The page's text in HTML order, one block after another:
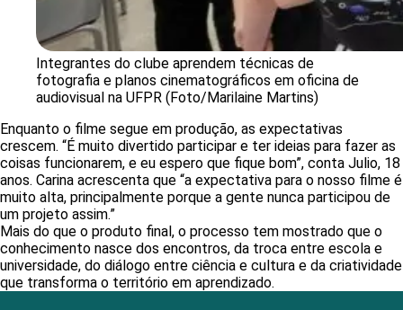
Integrantes do clube aprendem técnicas de
fotografia e planos cinematográficos em oficina de
audiovisual na UFPR (Foto/Marilaine Martins)
Enquanto o filme segue em produção, as expectativas
crescem. “É muito divertido participar e ter ideias para fazer as
coisas funcionarem, e eu espero que fique bom”, conta Julio, 18
anos. Carina acrescenta que “a expectativa para o nosso filme é
muito alta, principalmente porque a gente nunca participou de
um projeto assim.”
Mais do que o produto final, o processo tem mostrado que o
conhecimento nasce dos encontros, da troca entre escola e
universidade, do diálogo entre ciência e cultura e da criatividade
que transforma o território em aprendizado.